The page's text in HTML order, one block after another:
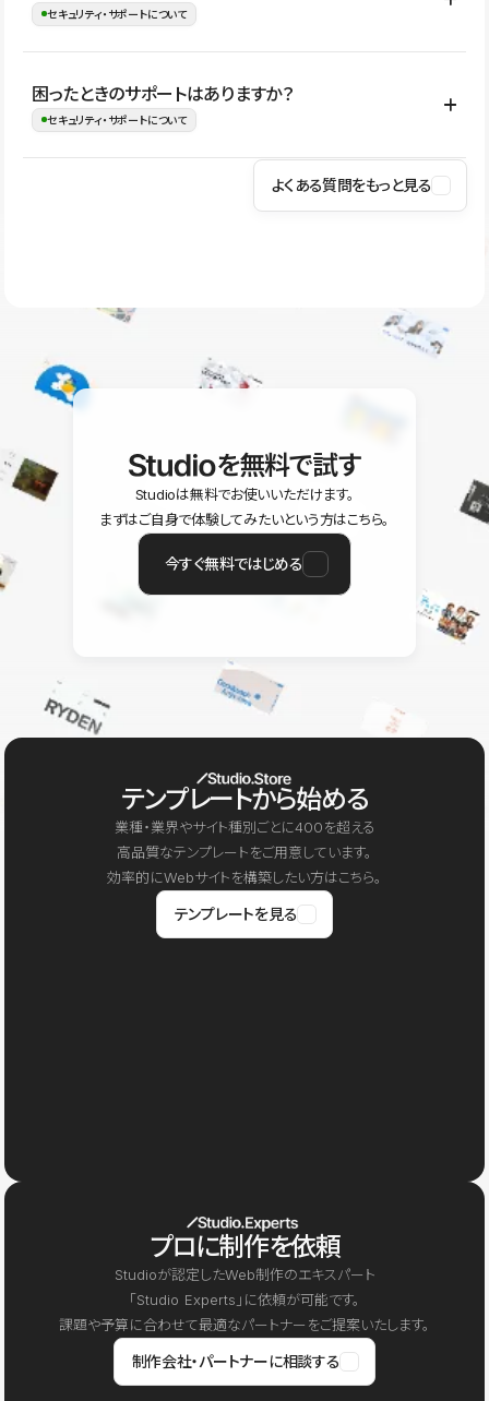
ことで、デザインを崩しにくい状態で運用できます。 さらにコン
ながらレイアウトに影響を与えずに更新作業を進めやすくなりま
す。
セキュリティ・サポートについて
Studioでは、公開サイトやサービスを安全に利用できるよう、通信
の暗号化、データ保護、アクセス管理、脆弱性対策など、複数の観
はSSL/TLSによる通信暗号化に対応しており、悪質なスクリプトの
困ったときのサポートはありますか？
セキュリティ・サポートについて
操作方法や機能については、ヘルプセンターでご確認いただけま
ユーザー同士で質問・相談できるコミュニティもご利用ください。
よくある質問をもっと見る
を無料で試す
Studioは無料でお使いいただけます。
まずはご自身で体験してみたいという方はこちら。
今すぐ無料ではじめる
テンプレートから始める
業種・業界やサイト種別ごとに400を超える
高品質なテンプレートをご用意しています。
効率的にWebサイトを構築したい方はこちら。
テンプレートを見る
プロに制作を依頼
Studioが認定したWeb制作のエキスパート
「Studio Experts」に依頼が可能です。
課題や予算に合わせて最適なパートナーをご提案いたします。
制作会社・パートナーに相談する